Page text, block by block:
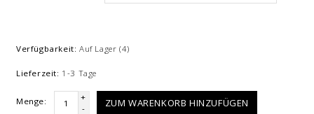
Verfügbarkeit: Auf Lager(4)
Lieferzeit: 1-3 Tage
Menge:
+
-
ZUM WARENKORB HINZUFÜGEN